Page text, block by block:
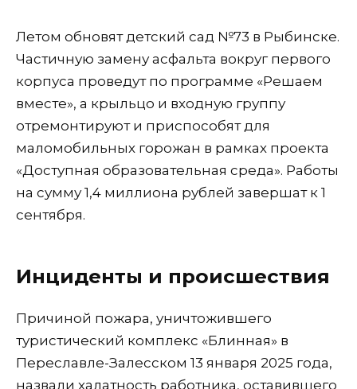
Летом обновят детский сад №73 в Рыбинске.
Частичную замену асфальта вокруг первого
корпуса проведут по программе «Решаем
вместе», а крыльцо и входную группу
отремонтируют и приспособят для
маломобильных горожан в рамках проекта
«Доступная образовательная среда». Работы
на сумму 1,4 миллиона рублей завершат к 1
сентября.
Инциденты и происшествия
Причиной пожара, уничтожившего
туристический комплекс «Блинная» в
Переславле-Залесском 13 января 2025 года,
назвали халатность работника, оставившего